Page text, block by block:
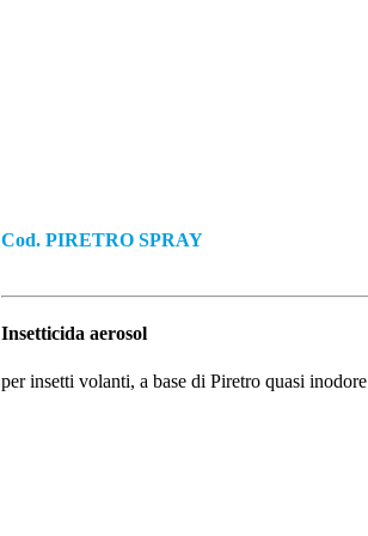
Cod. PIRETRO SPRAY
Insetticida aerosol
per insetti volanti, a base di Piretro quasi inodore